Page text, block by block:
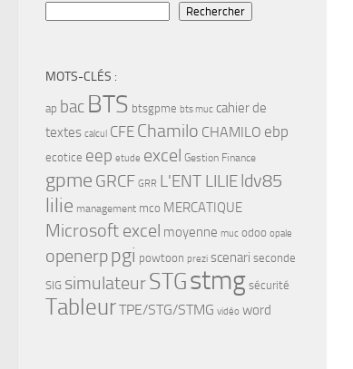
Rechercher
MOTS-CLÉS :
ap bac BTS btsgpme bts muc cahier de
textes calcul CFE Chamilo CHAMILO ebp
ecotice eep etude excel Gestion Finance
gpme GRCF GRR L'ENT LILIEldv85
lilie management mco MERCATIQUE
Microsoft excel moyenne muc odoo opale
openerppgi powtoon prezi scenari seconde
SIG simulateurSTGstmg sécurité
TableurTPE/STG/STMG vidéo word